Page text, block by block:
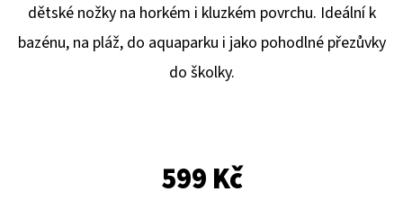
dětské nožky na horkém i kluzkém povrchu. Ideální k
bazénu, na pláž, do aquaparku i jako pohodlné přezůvky
do školky.
599 Kč
B